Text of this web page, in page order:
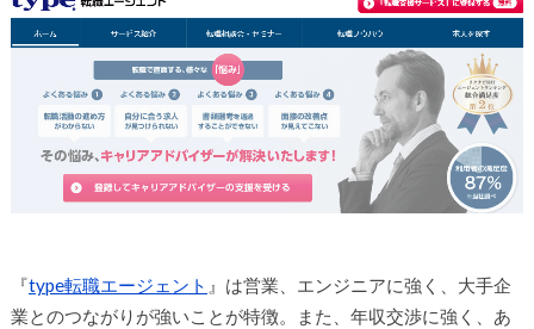
『type転職エージェント 』は営業、エンジニアに強く、大手企
業とのつながりが強いことが特徴。また、年収交渉に強く、あ